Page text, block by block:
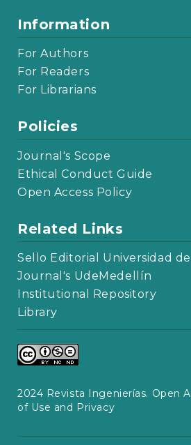
Information
For Authors
For Readers
For Librarians
Policies
Journal's Scope
Ethical Conduct Guide
Open Access Policy
Related Links
Sello Editorial Universidad
Journal's UdeMedellín
Institutional Repository
Library
2024 Revista Ingenierías. Open
of Use and Privacy